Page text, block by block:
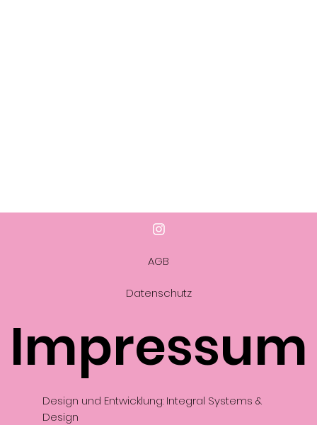
Design und Entwicklung: Integral Systems &
Design
AGB
Datenschutz
Impressum